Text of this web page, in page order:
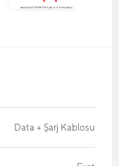
Data + Şarj Kablosu